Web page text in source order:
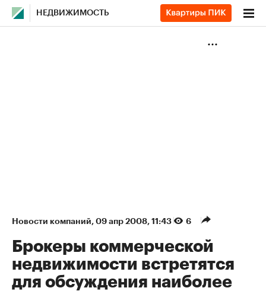
НЕДВИЖИМОСТЬ
Новости компаний⁠, 09 апр 2008, 11:43 6
Брокеры коммерческой
недвижимости встретятся
для обсуждения наиболее